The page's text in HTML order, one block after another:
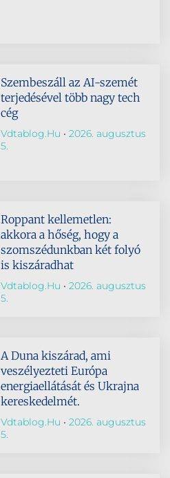
Szembeszáll az AI-szemét
terjedésével több nagy tech
cég
Vdtablog.hu
2026. augusztus
5.
Roppant kellemetlen:
akkora a hőség, hogy a
szomszédunkban két folyó
is kiszáradhat
Vdtablog.hu
2026. augusztus
5.
A Duna kiszárad, ami
veszélyezteti Európa
energiaellátását és Ukrajna
kereskedelmét.
Vdtablog.hu
2026. augusztus
5.